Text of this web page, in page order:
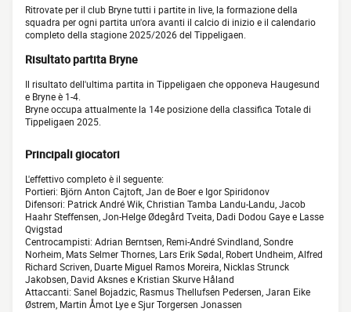
Ritrovate per il club Bryne tutti i partite in live, la formazione della
squadra per ogni partita un'ora avanti il calcio di inizio e il calendario
completo della stagione 2025/2026 del Tippeligaen.
Risultato partita Bryne
Il risultato dell'ultima partita in Tippeligaen che opponeva Haugesund
e Bryne è 1-4.
Bryne occupa attualmente la 14e posizione della classifica Totale di
Tippeligaen 2025.
Principali giocatori
L'effettivo completo è il seguente:
Portieri: Björn Anton Cajtoft, Jan de Boer e Igor Spiridonov
Difensori: Patrick André Wik, Christian Tamba Landu-Landu, Jacob
Haahr Steffensen, Jon-Helge Ødegård Tveita, Dadi Dodou Gaye e Lasse
Qvigstad
Centrocampisti: Adrian Berntsen, Remi-André Svindland, Sondre
Norheim, Mats Selmer Thornes, Lars Erik Sødal, Robert Undheim, Alfred
Richard Scriven, Duarte Miguel Ramos Moreira, Nicklas Strunck
Jakobsen, David Aksnes e Kristian Skurve Håland
Attaccanti: Sanel Bojadzic, Rasmus Thellufsen Pedersen, Jaran Eike
Østrem, Martin Åmot Lye e Sjur Torgersen Jonassen